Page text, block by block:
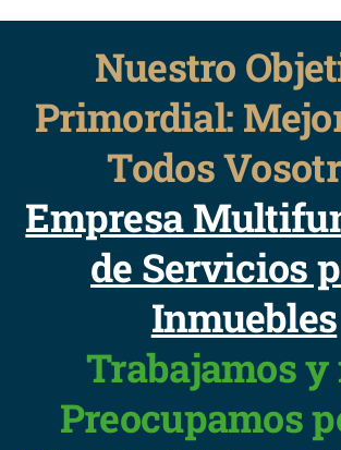
Nuestro
Primordial:
Todos
Empresa
de Servicios
Inmuebles
Trabajamos y
Preocupamos